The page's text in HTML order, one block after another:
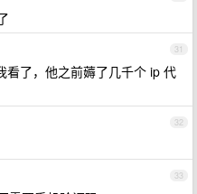
31
看了，他之前薅了几千个 ip 代
32
33